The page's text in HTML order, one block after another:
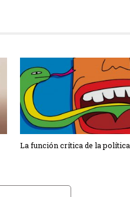
La función crítica de la política